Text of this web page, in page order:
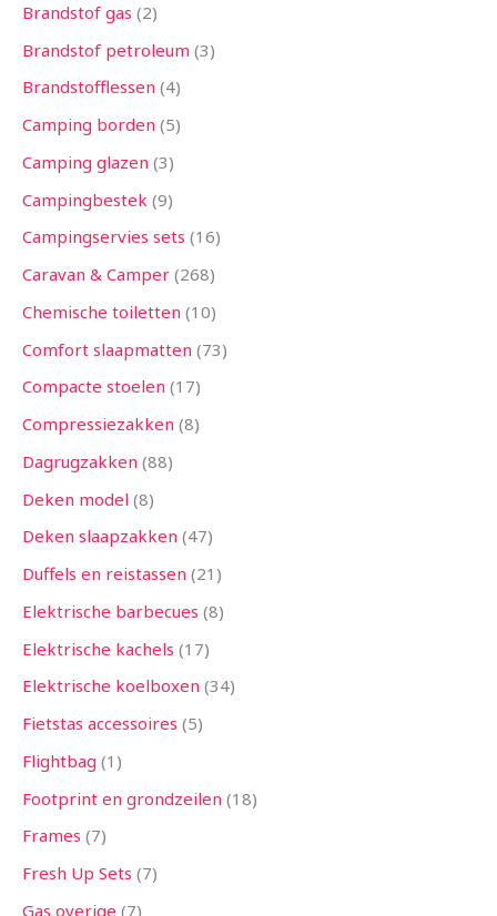
Brandstof gas 2
Brandstof petroleum 3
Brandstofflessen 4
Camping borden 5
Camping glazen 3
Campingbestek 9
Campingservies sets 16
Caravan & Camper 268
Chemische toiletten 10
Comfort slaapmatten 73
Compacte stoelen 17
Compressiezakken 8
Dagrugzakken 88
Deken model 8
Deken slaapzakken 47
Duffels en reistassen 21
Elektrische barbecues 8
Elektrische kachels 17
Elektrische koelboxen 34
Fietstas accessoires 5
Flightbag 1
Footprint en grondzeilen 18
Frames 7
Fresh Up Sets 7
Gas overige 7